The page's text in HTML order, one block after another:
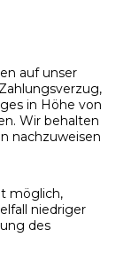
auf unser
in Höhe von
Wir behalten
nachzuweisen
möglich,
niedriger
des